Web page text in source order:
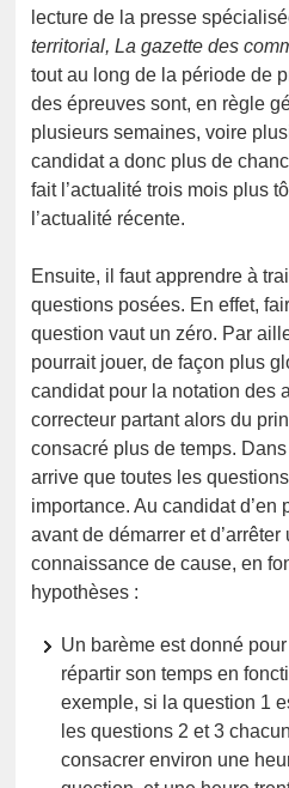
lecture de la presse
territorial, La gazette des
tout au long de la période de
des épreuves sont, en règle
plusieurs semaines, voire
candidat a donc plus de
fait l’actualité trois mois plus
l’actualité récente.
Ensuite, il faut apprendre à
questions posées. En effet,
question vaut un zéro. Par
pourrait jouer, de façon plus
candidat pour la notation des
correcteur partant alors du
consacré plus de temps. Dans
arrive que toutes les
importance. Au candidat d’en
avant de démarrer et
connaissance de cause, en
hypothèses :
Un barème est donné
répartir son temps en
exemple, si la question 1
les questions 2 et 3
consacrer environ une